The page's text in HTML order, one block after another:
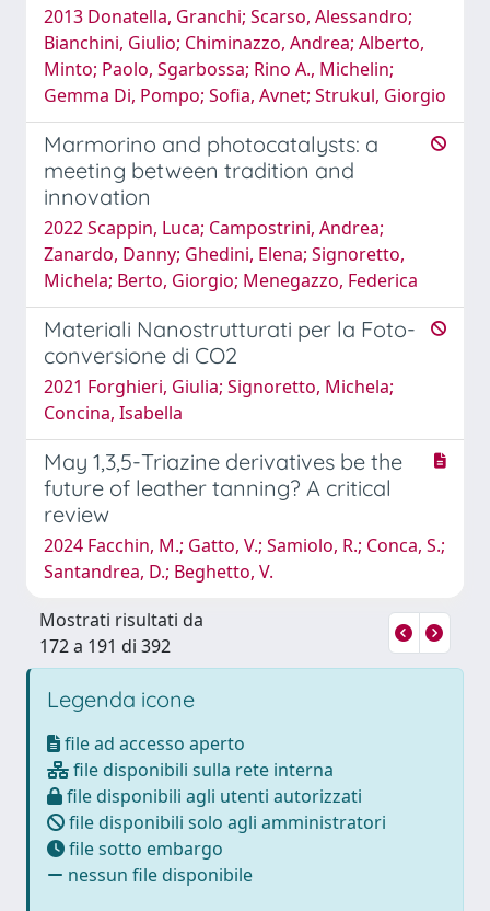
2013 Donatella, Granchi; Scarso, Alessandro;
Bianchini, Giulio; Chiminazzo, Andrea; Alberto,
Minto; Paolo, Sgarbossa; Rino A., Michelin;
Gemma Di, Pompo; Sofia, Avnet; Strukul, Giorgio
Marmorino and photocatalysts: a
meeting between tradition and
innovation
2022 Scappin, Luca; Campostrini, Andrea;
Zanardo, Danny; Ghedini, Elena; Signoretto,
Michela; Berto, Giorgio; Menegazzo, Federica
Materiali Nanostrutturati per la Foto-
conversione di CO2
2021 Forghieri, Giulia; Signoretto, Michela;
Concina, Isabella
May 1,3,5-Triazine derivatives be the
future of leather tanning? A critical
review
2024 Facchin, M.; Gatto, V.; Samiolo, R.; Conca, S.;
Santandrea, D.; Beghetto, V.
Mostrati risultati da
172 a 191 di 392
Legenda icone
file ad accesso aperto
file disponibili sulla rete interna
file disponibili agli utenti autorizzati
file disponibili solo agli amministratori
file sotto embargo
nessun file disponibile